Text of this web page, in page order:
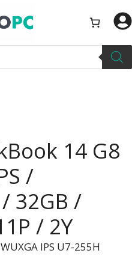
14 G8
/
32GB /
/ 2Y
IPS U7-255H